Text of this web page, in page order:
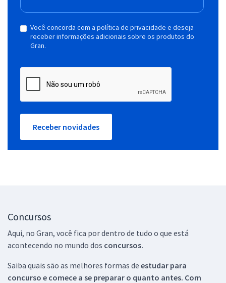
Você concorda com a política de privacidade e deseja
receber informações adicionais sobre os produtos do
Gran.
Receber novidades
Concursos
Aqui, no Gran, você fica por dentro de tudo o que está
acontecendo no mundo dos concursos.
Saiba quais são as melhores formas de estudar para
concurso e comece a se preparar o quanto antes. Com